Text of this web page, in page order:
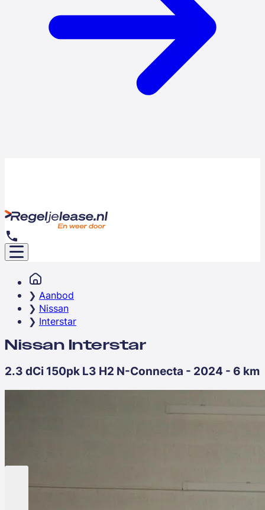
Aanbod
Nissan
Interstar
Nissan Interstar
2.3 dCi 150pk L3 H2 N-Connecta - 2024 - 6 km